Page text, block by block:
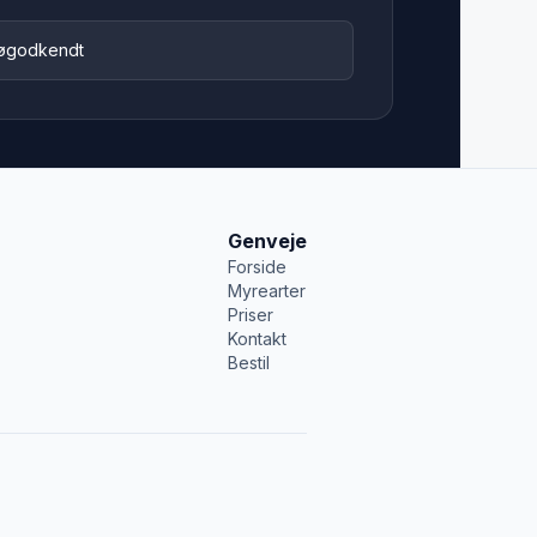
Genveje
Forside
Myrearter
Priser
Kontakt
Bestil